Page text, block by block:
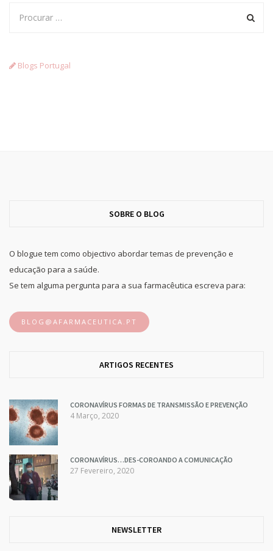
Blogs Portugal
SOBRE O BLOG
O blogue tem como objectivo abordar temas de prevenção e
educação para a saúde.
Se tem alguma pergunta para a sua farmacêutica escreva para:
BLOG@AFARMACEUTICA.PT
ARTIGOS RECENTES
CORONAVÍRUS FORMAS DE TRANSMISSÃO E PREVENÇÃO
4 Março, 2020
CORONAVÍRUS…DES-COROANDO A COMUNICAÇÃO
27 Fevereiro, 2020
NEWSLETTER